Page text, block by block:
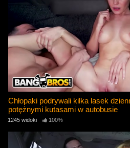
Chłopaki podrywali kilka lasek
potężnymi kutasami w autobusie
1245 widoki 100%